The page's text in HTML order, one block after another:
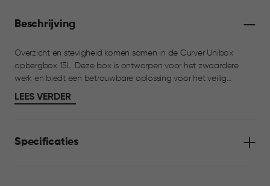
Beschrijving
Overzicht en stevigheid komen samen in de Curver Unibox
opbergbox 15L. Deze box is ontworpen voor het zwaardere
werk en biedt een betrouwbare oplossing voor het veilig
opbergen van gereedschap, materialen of andere robuuste
spullen. De verstevigde stoothoeken zorgen voor extra
stapelbare ontwerp berg je meerdere boxen efficiënt op. De
LEES VERDER
Specificaties